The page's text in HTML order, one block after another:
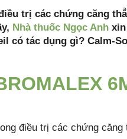
trị các chứng căng
Nhà thuốc Ngọc Anh
có tác dụng gì? Calm-
điều trị các chứng căng